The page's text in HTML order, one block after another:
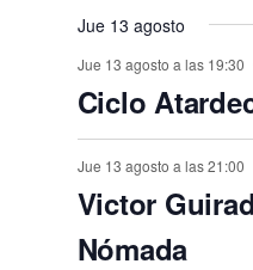
Jue 13 agosto
Jue 13 agosto a las 19:30
Ciclo
Jue 13 agosto a las 21:00
Victor
Nómada